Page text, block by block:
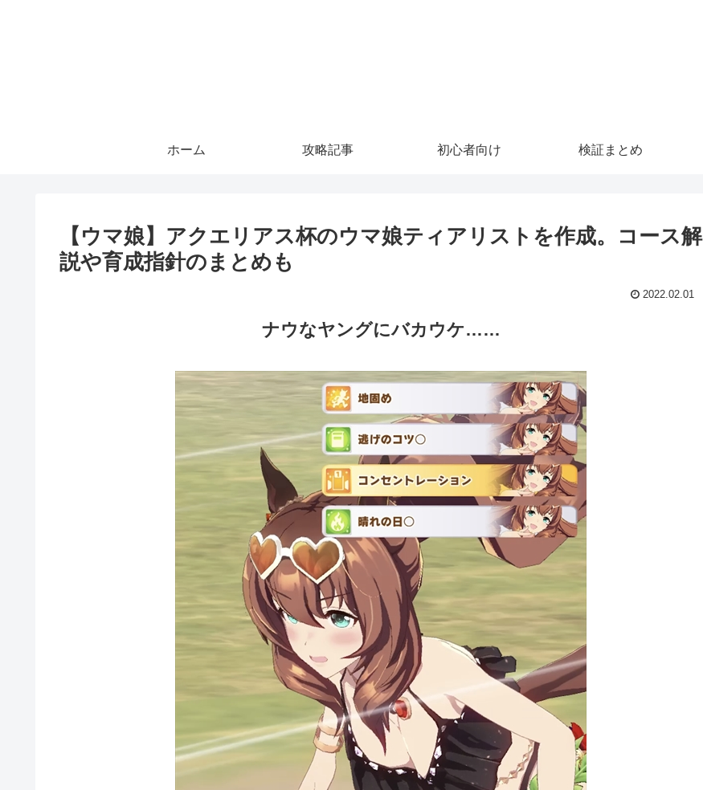
ホーム 攻略記事 初心者向け 検証まとめ
【ウマ娘】アクエリアス杯のウマ娘ティアリストを作成。コース解
説や育成指針のまとめも
2022.02.01
ナウなヤングにバカウケ……